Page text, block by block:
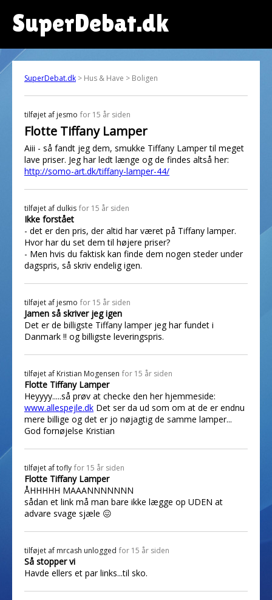
SuperDebat.dk
SuperDebat.dk > Hus & Have > Boligen
tilføjet af jesmo for 15 år siden
Flotte Tiffany Lamper
Aiii - så fandt jeg dem, smukke Tiffany Lamper til meget
lave priser. Jeg har ledt længe og de findes altså her:
http://somo-art.dk/tiffany-lamper-44/
tilføjet af dulkis for 15 år siden
Ikke forstået
- det er den pris, der altid har været på Tiffany lamper.
Hvor har du set dem til højere priser?
- Men hvis du faktisk kan finde dem nogen steder under
dagspris, så skriv endelig igen.
tilføjet af jesmo for 15 år siden
Jamen så skriver jeg igen
Det er de billigste Tiffany lamper jeg har fundet i
Danmark !! og billigste leveringspris.
tilføjet af Kristian Mogensen for 15 år siden
Flotte Tiffany Lamper
Heyyyy.....så prøv at checke den her hjemmeside:
www.allespejle.dk Det ser da ud som om at de er endnu
mere billige og det er jo nøjagtig de samme lamper...
God fornøjelse Kristian
tilføjet aftofly for 15 år siden
Flotte Tiffany Lamper
ÅHHHHH MAAANNNNNNN
sådan et link må man bare ikke lægge op UDEN at
advare svage sjæle 😖
tilføjet af mrcash unlogged for 15 år siden
Så stopper vi
Havde ellers et par links...til sko.